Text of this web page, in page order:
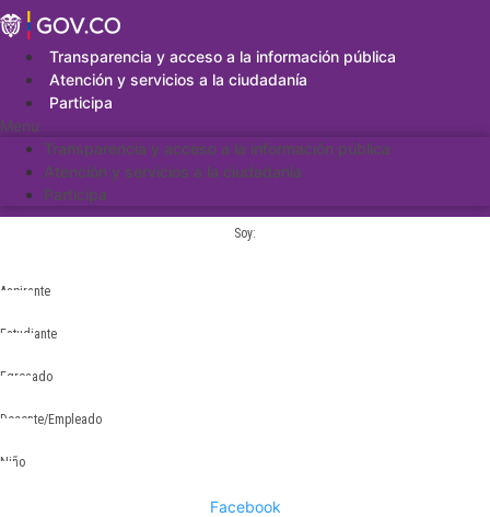
Saltar
al
contenidoTransparencia y acceso a la información pública
Atención y servicios a la ciudadanía
Participa
Menu
Transparencia y acceso a la información pública
Atención y servicios a la ciudadanía
Participa
Soy:
Aspirante
Estudiante
Egresado
Docente/Empleado
Niño
Facebook